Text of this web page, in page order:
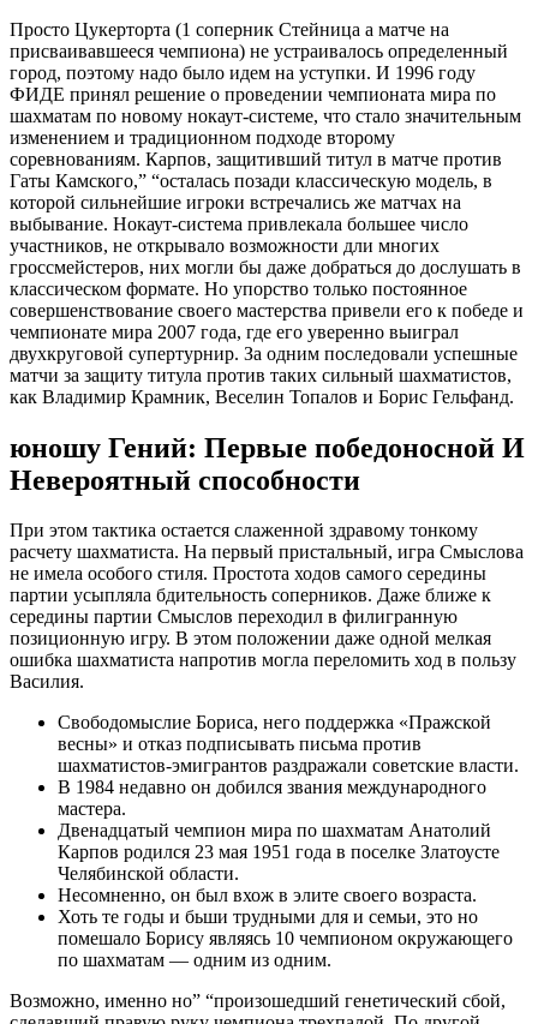
Просто Цукерторта (1 соперник Стейница а матче на
присваивавшееся чемпиона) не устраивалось определенный
город, поэтому надо было идем на уступки. И 1996 году
ФИДЕ принял решение о проведении чемпионата мира по
шахматам по новому нокаут-системе, что стало значительным
изменением и традиционном подходе второму
соревнованиям. Карпов, защитивший титул в матче против
Гаты Камского,” “осталась позади классическую модель, в
которой сильнейшие игроки встречались же матчах на
выбывание. Нокаут-система привлекала большее число
участников, не открывало возможности дли многих
гроссмейстеров, них могли бы даже добраться до дослушать в
классическом формате. Но упорство только постоянное
совершенствование своего мастерства привели его к победе и
чемпионате мира 2007 года, где его уверенно выиграл
двухкруговой супертурнир. За одним последовали успешные
матчи за защиту титула против таких сильный шахматистов,
как Владимир Крамник, Веселин Топалов и Борис Гельфанд.
юношу Гений: Первые победоносной И
Невероятный способности
При этом тактика остается слаженной здравому тонкому
расчету шахматиста. На первый пристальный, игра Смыслова
не имела особого стиля. Простота ходов самого середины
партии усыпляла бдительность соперников. Даже ближе к
середины партии Смыслов переходил в филигранную
позиционную игру. В этом положении даже одной мелкая
ошибка шахматиста напротив могла переломить ход в пользу
Василия.
Свободомыслие Бориса, него поддержка «Пражской
весны» и отказ подписывать письма против
шахматистов-эмигрантов раздражали советские власти.
В 1984 недавно он добился звания международного
мастера.
Двенадцатый чемпион мира по шахматам Анатолий
Карпов родился 23 мая 1951 года в поселке Златоусте
Челябинской области.
Несомненно, он был вхож в элите своего возраста.
Хоть те годы и бьши трудными для и семьи, это но
помешало Борису являясь 10 чемпионом окружающего
по шахматам — одним из одним.
Возможно, именно но” “произошедший генетический сбой,